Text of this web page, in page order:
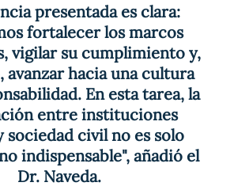
presentada es clara:
fortalecer los marcos
vigilar su cumplimiento y,
avanzar hacia una cultura
En esta tarea, la
entre instituciones
sociedad civil no es solo
indispensable", añadió el
Dr. Naveda.